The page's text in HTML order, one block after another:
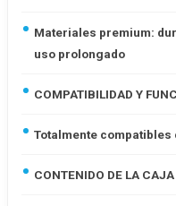
Materiales premium:
uso prolongado
COMPATIBILIDAD Y
Totalmente compatibles
CONTENIDO DE LA CAJA